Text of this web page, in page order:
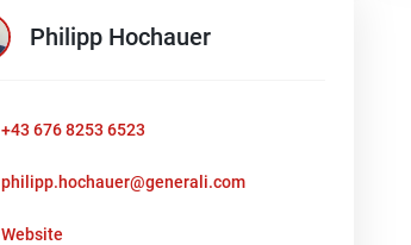
Philipp Hochauer
+43 676 8253 6523
philipp.hochauer@generali.com
Website